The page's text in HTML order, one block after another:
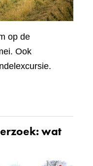
op de
Ook
wat